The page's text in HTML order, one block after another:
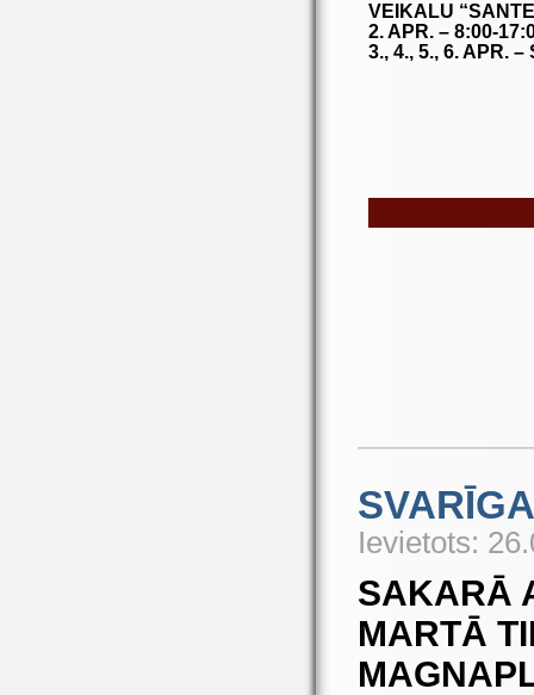
VEIKALU
2. APR. – 8:00-
3., 4., 5., 6. APR. –
Ievietots:
SAKARĀ
MARTĀ